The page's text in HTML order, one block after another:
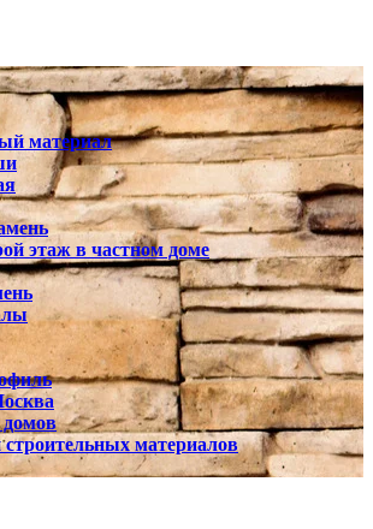
материал
этаж в частном доме
строительных материалов